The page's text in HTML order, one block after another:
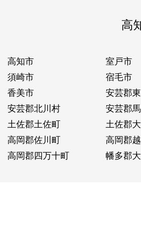
高
高知市 室戸市
須崎市
宿毛市
香美市
安芸郡
安芸郡北川村
安芸郡
土佐郡土佐町
土佐郡
高岡郡佐川町
高岡郡
高岡郡四万十町
幡多郡